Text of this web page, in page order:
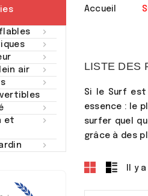




air



et

Accueil
LISTE DES
Si le Surf est
essence : le
surfer quel
grâce à des
Il y